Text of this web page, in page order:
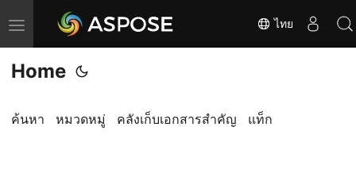
T
o
g
l
ไทย
Home
ค้นหา หมวดหมู่ คลังเก็บเอกสารสำคัญ แท็ก